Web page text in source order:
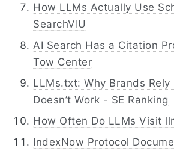
How LLMs Actually Use
SearchVIU
AI Search Has a Citation
Tow Center
LLMs.txt: Why Brands
Doesn’t Work - SE Ranking
How Often Do LLMs Visit
IndexNow Protocol